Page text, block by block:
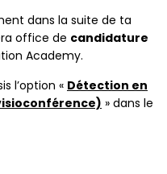
dans la suite de ta
office de candidature
Academy.
l’option « Détection en
» dans le